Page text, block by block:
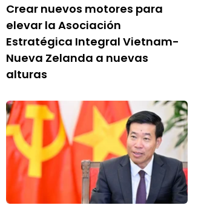
Crear nuevos motores para
elevar la Asociación
Estratégica Integral Vietnam-
Nueva Zelanda a nuevas
alturas